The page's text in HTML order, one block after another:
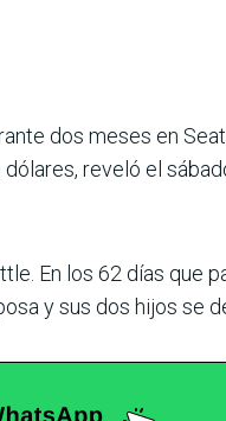
dos meses en
reveló el
En los 62 días que
y sus dos hijos se